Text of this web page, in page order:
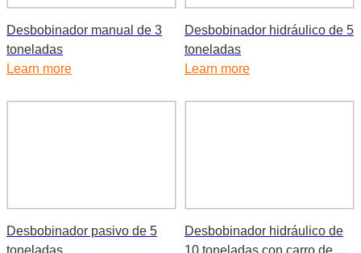
Desbobinador manual de 3
toneladas
Learn more
Desbobinador hidráulico de 5
toneladas
Learn more
Desbobinador pasivo de 5
Desbobinador hidráulico de